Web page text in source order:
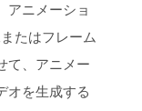
アニメーショ
たはフレーム
て、アニメー
オを生成する